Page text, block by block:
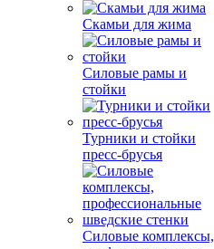
Скамьи для жима
Силовые рамы и
стойки
Турники и стойки
пресс-брусья
Силовые комплексы,